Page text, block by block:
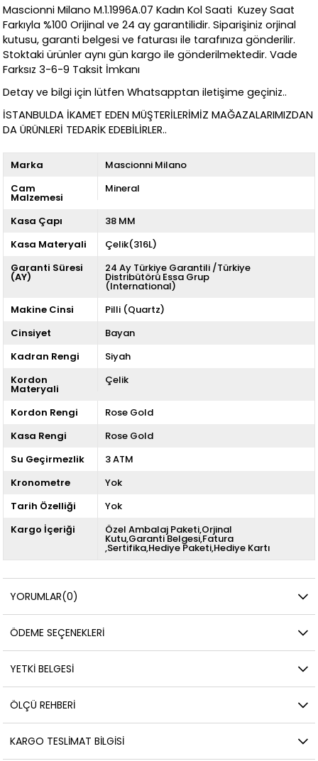
Mascionni Milano M.1.1996A.07 Kadın Kol Saati Kuzey Saat
Farkıyla %100 Orijinal ve 24 ay garantilidir. Siparişiniz orjinal
kutusu, garanti belgesi ve faturası ile tarafınıza gönderilir.
Stoktaki ürünler aynı gün kargo ile gönderilmektedir. Vade
Farksız 3-6-9 Taksit İmkanı
Detay ve bilgi için lütfen Whatsapptan iletişime geçiniz..
İSTANBULDA İKAMET EDEN MÜŞTERİLERİMİZ MAĞAZALARIMIZDAN
DA ÜRÜNLERİ TEDARİK EDEBİLİRLER..
Marka
Mascionni Milano
Cam
Malzemesi
Mineral
Kasa Çapı
38 MM
Kasa Materyali
Çelik(316L)
Garanti Süresi
(AY)
24 Ay Türkiye Garantili /Türkiye
Distribütörü Essa Grup
(International)
Makine Cinsi
Pilli (Quartz)
Cinsiyet
Bayan
Kadran Rengi
Siyah
Kordon
Materyali
Çelik
Kordon Rengi
Rose Gold
Kasa Rengi
Rose Gold
Su Geçirmezlik
3 ATM
Kronometre
Yok
Tarih Özelliği
Yok
Kargo İçeriği
Özel Ambalaj Paketi,Orjinal
Kutu,Garanti Belgesi,Fatura
,Sertifika,Hediye Paketi,Hediye Kartı
YORUMLAR(0)
ÖDEME SEÇENEKLERI
YETKİ BELGESİ
ÖLÇÜ REHBERI
KARGO TESLIMAT BILGISI